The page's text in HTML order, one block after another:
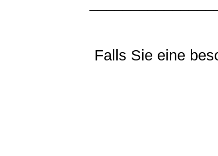
Falls Sie eine